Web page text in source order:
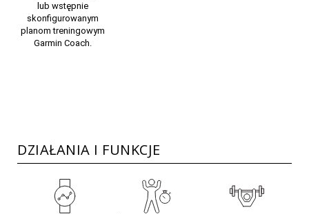
lub wstępnie
skonfigurowanym
planom treningowym
Garmin Coach.
DZIAŁANIA I FUNKCJE